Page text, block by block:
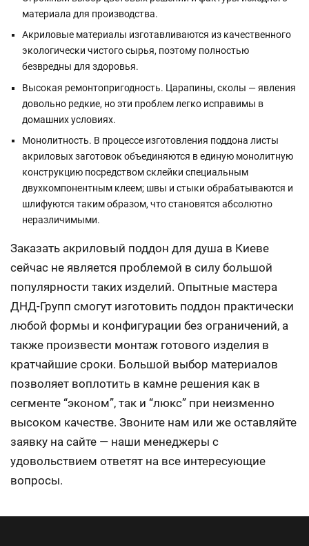
материала для производства.
Акриловые материалы изготавливаются из качественного
экологически чистого сырья, поэтому полностью
безвредны для здоровья.
Высокая ремонтопригодность. Царапины, сколы — явления
довольно редкие, но эти проблем легко исправимы в
домашних условиях.
Монолитность. В процессе изготовления поддона листы
акриловых заготовок объединяются в единую монолитную
конструкцию посредством склейки специальным
двухкомпонентным клеем; швы и стыки обрабатываются и
шлифуются таким образом, что становятся абсолютно
неразличимыми.
Заказать акриловый поддон для душа в Киеве
сейчас не является проблемой в силу большой
популярности таких изделий. Опытные мастера
ДНД-Групп смогут изготовить поддон практически
любой формы и конфигурации без ограничений, а
также произвести монтаж готового изделия в
кратчайшие сроки. Большой выбор материалов
позволяет воплотить в камне решения как в
сегменте “эконом”, так и “люкс” при неизменно
высоком качестве. Звоните нам или же оставляйте
заявку на сайте — наши менеджеры с
удовольствием ответят на все интересующие
вопросы.